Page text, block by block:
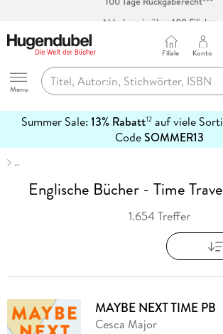
Abholung in über 100 Filialen
Hugendubel
Menu
Filiale Konto
Summer Sale: 13% Rabatt12auf viele
CodeSOMMER13
erfahren
…
Englische Bücher - Time
1.654 Treffer
MAYBE NEXT TIME PB
Cesca Major